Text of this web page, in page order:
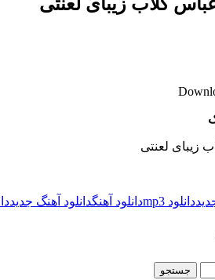
گلاب زیبای لعنتی
زیبای لعنتی
دانلود mp3 دانلود آهنگدانلود آهنگ جدید